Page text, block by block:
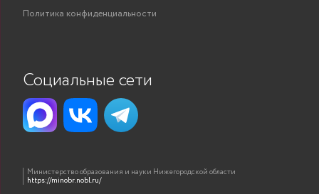
Политика конфиденциальности
Социальные сети
Министерство образования и науки Нижегородской области
https://minobr.nobl.ru/